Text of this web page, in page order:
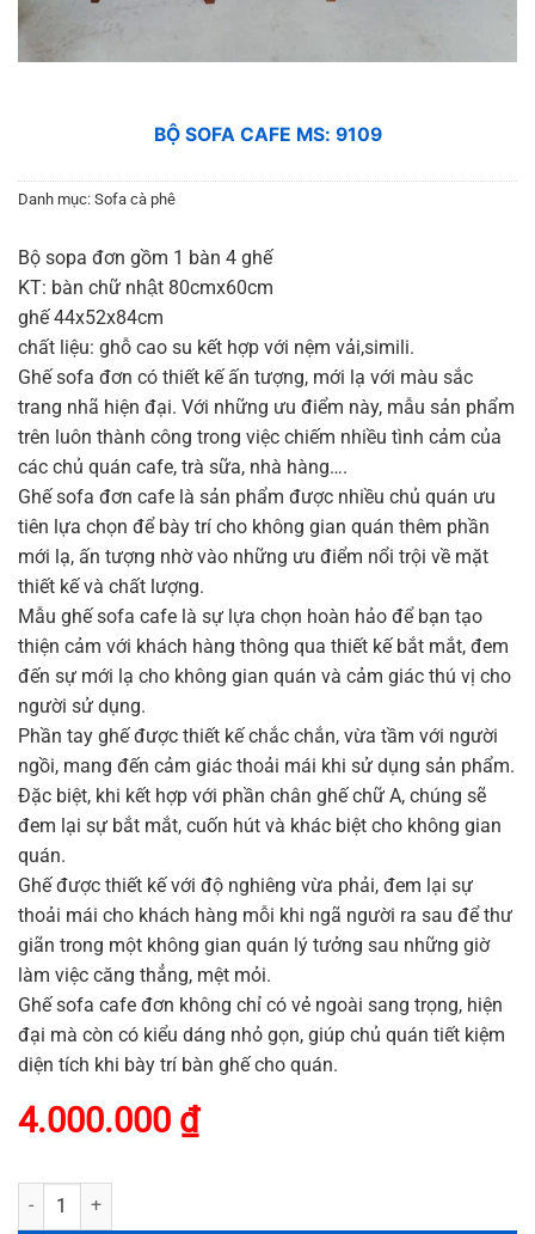
BỘ SOFA CAFE MS: 9109
Danh mục: Sofa cà phê
Bộ sopa đơn gồm 1 bàn 4 ghế
KT: bàn chữ nhật 80cmx60cm
ghế 44x52x84cm
chất liệu: ghỗ cao su kết hợp với nệm vải,simili.
Ghế sofa đơn có thiết kế ấn tượng, mới lạ với màu sắc
trang nhã hiện đại. Với những ưu điểm này, mẫu sản phẩm
trên luôn thành công trong việc chiếm nhiều tình cảm của
các chủ quán cafe, trà sữa, nhà hàng….
Ghế sofa đơn cafe là sản phẩm được nhiều chủ quán ưu
tiên lựa chọn để bày trí cho không gian quán thêm phần
mới lạ, ấn tượng nhờ vào những ưu điểm nổi trội về mặt
thiết kế và chất lượng.
Mẫu ghế sofa cafe là sự lựa chọn hoàn hảo để bạn tạo
thiện cảm với khách hàng thông qua thiết kế bắt mắt, đem
đến sự mới lạ cho không gian quán và cảm giác thú vị cho
người sử dụng.
Phần tay ghế được thiết kế chắc chắn, vừa tầm với người
ngồi, mang đến cảm giác thoải mái khi sử dụng sản phẩm.
Đặc biệt, khi kết hợp với phần chân ghế chữ A, chúng sẽ
đem lại sự bắt mắt, cuốn hút và khác biệt cho không gian
quán.
Ghế được thiết kế với độ nghiêng vừa phải, đem lại sự
thoải mái cho khách hàng mỗi khi ngã người ra sau để thư
giãn trong một không gian quán lý tưởng sau những giờ
làm việc căng thẳng, mệt mỏi.
Ghế sofa cafe đơn không chỉ có vẻ ngoài sang trọng, hiện
đại mà còn có kiểu dáng nhỏ gọn, giúp chủ quán tiết kiệm
diện tích khi bày trí bàn ghế cho quán.
4.000.000 ₫
Bộ Sofa Cafe MS: 9109 số lượng